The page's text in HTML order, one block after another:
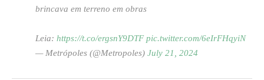
brincava em terreno em obras
Leia: https://t.co/ergsnY9DTF pic.twitter.com/6eIrFHqyiN
— Metrópoles (@Metropoles) July 21, 2024